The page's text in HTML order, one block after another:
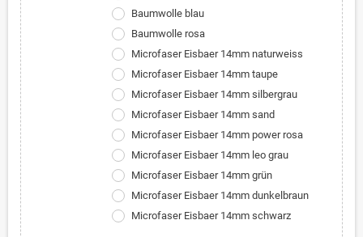
Baumwolle blau
Baumwolle rosa
Microfaser Eisbaer 14mm naturweiss
Microfaser Eisbaer 14mm taupe
Microfaser Eisbaer 14mm silbergrau
Microfaser Eisbaer 14mm sand
Microfaser Eisbaer 14mm power rosa
Microfaser Eisbaer 14mm leo grau
Microfaser Eisbaer 14mm grün
Microfaser Eisbaer 14mm dunkelbraun
Microfaser Eisbaer 14mm schwarz